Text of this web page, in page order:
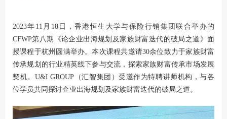
2023年11月18日，香港恒生大学与保险行销集团联合举办的
CFWP第八期《论企业出海规划及家族财富迭代的破局之道》面
授课程于杭州圆满举办。本次课程共邀请30余位致力于家族财富
传承规划的行业精英线下参与交流，探索家族财富传承市场发展
契机。U&I GROUP（汇智集团）受邀作为特聘讲师机构，与各
位学员共同探讨企业出海规划及家族财富迭代的破局之道。